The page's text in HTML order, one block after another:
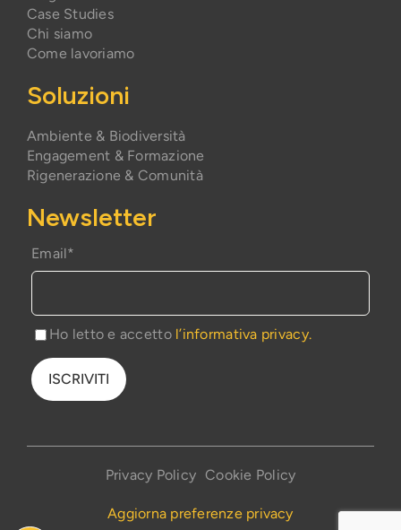
Case Studies
Chi siamo
Come lavoriamo
Soluzioni
Ambiente & Biodiversità
Engagement & Formazione
Rigenerazione & Comunità
Newsletter
Email*
Ho letto e accetto l’informativa privacy.
Privacy Policy Cookie Policy
Aggiorna preferenze privacy